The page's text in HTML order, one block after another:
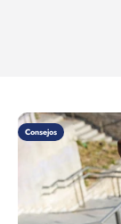
Consejos